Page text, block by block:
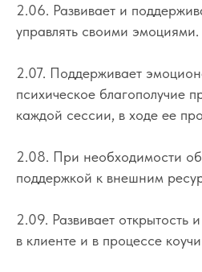
2.06. Развивает и
управлять своими эмоциями.
2.07. Поддерживает
психическое благополучие
каждой сессии, в ходе ее
2.08. При необходимости
поддержкой к внешним
2.09. Развивает открытость
в клиенте и в процессе